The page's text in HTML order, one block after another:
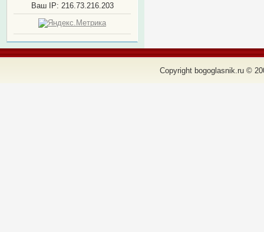
Ваш IP: 216.73.216.203
Copyright bogoglasnik.ru ©